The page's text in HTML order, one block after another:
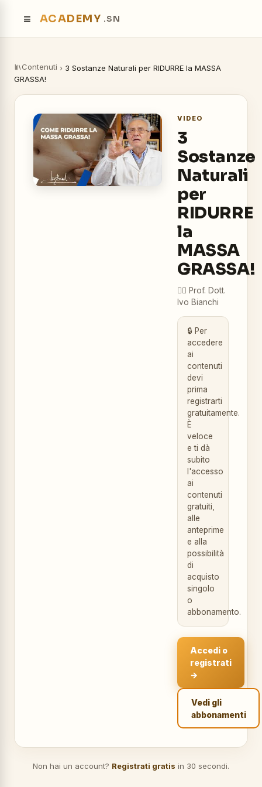
≡ ACADEMY .SN
Contenuti › 3 Sostanze Naturali per RIDURRE la MASSA
GRASSA!
VIDEO
3
Sostanze
Naturali
per
RIDURRE
la
MASSA
GRASSA!
👨‍⚕️ Prof. Dott.
Ivo Bianchi
🔒 Per
accedere
ai
contenuti
devi
prima
registrarti
gratuitamente.
È
veloce
e ti dà
subito
l'accesso
ai
contenuti
gratuiti,
alle
anteprime
e alla
possibilità
di
acquisto
singolo
o
abbonamento.
Accedi o
registrati
→
Vedi gli
abbonamenti
Non hai un account? Registrati gratis in 30 secondi.